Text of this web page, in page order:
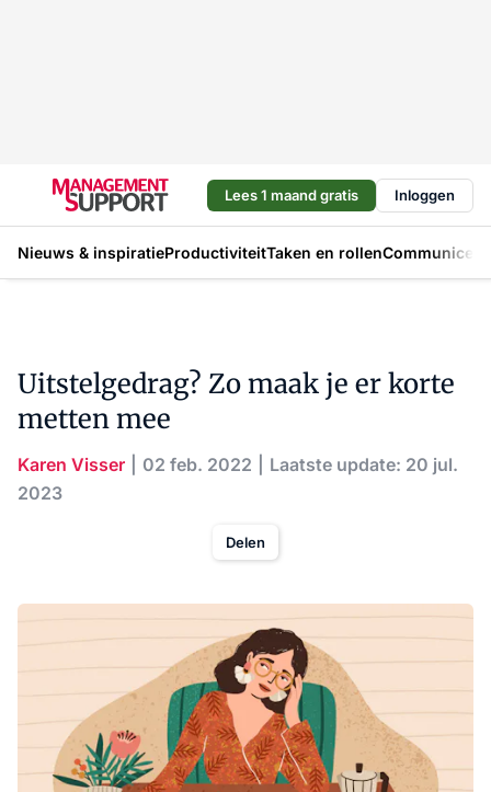
Lees 1 maand gratis Inloggen
Nieuws & inspiratieProductiviteitTaken en rollen
Uitstelgedrag? Zo maak je er korte
metten mee
Karen Visser 02 feb. 2022
Laatste update: 20 jul.
2023
Delen